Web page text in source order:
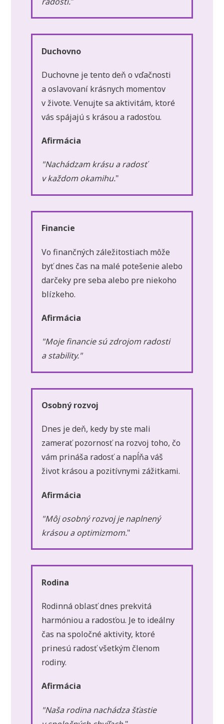
Duchovno
Duchovne je tento deň o vďačnosti
a oslavovaní krásnych momentov
v živote. Venujte sa aktivitám, ktoré
vás spájajú s krásou a radosťou.
Afirmácia
"Nachádzam krásu a radosť
v každom okamihu."
Financie
Vo finančných záležitostiach môže
byť dnes čas na malé potešenie alebo
darčeky pre seba alebo pre niekoho
blízkeho.
Afirmácia
"Moje financie sú zdrojom radosti
a stability."
Osobný rozvoj
Dnes je deň, kedy by ste mali
zamerať pozornosť na rozvoj toho, čo
vám prináša radosť a napĺňa váš
život krásou a pozitívnymi zážitkami.
Afirmácia
"Môj osobný rozvoj je naplnený
krásou a optimizmom."
Rodina
Rodinná oblasť dnes prekvitá
harmóniou a radosťou. Je to ideálny
čas na spoločné aktivity, ktoré
prinesú radosť všetkým členom
rodiny.
Afirmácia
"Naša rodina nachádza šťastie